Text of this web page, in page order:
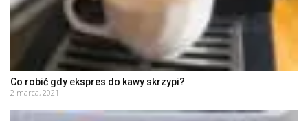
Co robić gdy ekspres do kawy skrzypi?
2 marca, 2021